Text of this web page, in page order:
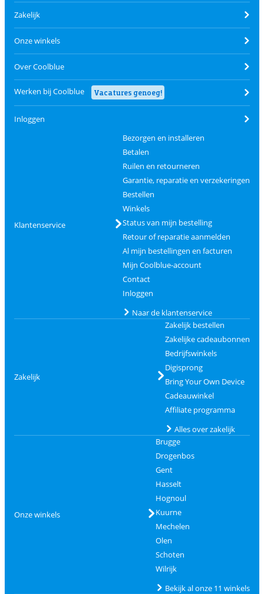
Zakelijk
Onze winkels
Over Coolblue
Werken bij Coolblue Vacatures genoeg!
Inloggen
Klantenservice
Bezorgen en installeren
Betalen
Ruilen en retourneren
Garantie, reparatie en verzekeringen
Bestellen
Winkels
Status van mijn bestelling
Retour of reparatie aanmelden
Al mijn bestellingen en facturen
Mijn Coolblue-account
Contact
Inloggen
Naar de klantenservice
Zakelijk
Zakelijk bestellen
Zakelijke cadeaubonnen
Bedrijfswinkels
Digisprong
Bring Your Own Device
Cadeauwinkel
Affiliate programma
Alles over zakelijk
Onze winkels
Brugge
Drogenbos
Gent
Hasselt
Hognoul
Kuurne
Mechelen
Olen
Schoten
Wilrijk
Bekijk al onze 11 winkels